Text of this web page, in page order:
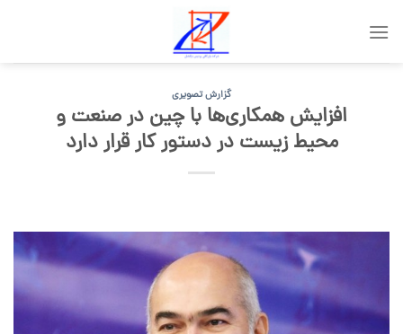
گزارش تصویری
افزایش همکاری‌ها با چین در صنعت و
محیط‌ زیست در دستور کار قرار دارد